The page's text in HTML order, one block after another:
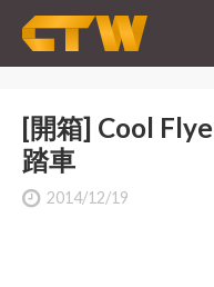
[開箱] Cool
踏車
2014/12/19